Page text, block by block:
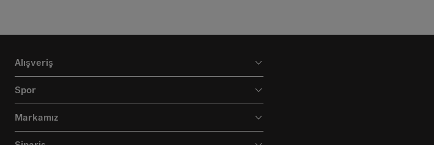
Alışveriş
Spor
Markamız